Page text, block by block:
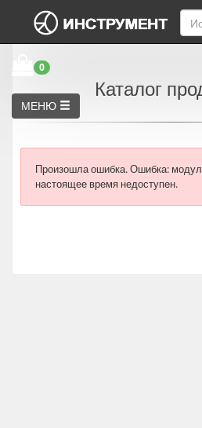
0
МЕНЮ
Каталог
Произошла ошибка.Ошибка:
настоящее время недоступен.